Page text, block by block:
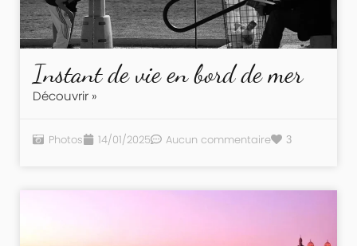
Instant de vie en bord de mer
Découvrir »
Photos 14/01/2025 Aucun commentaire 3